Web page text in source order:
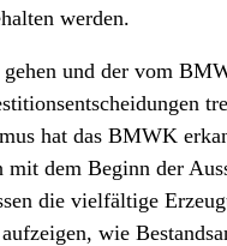
werden.
und der vom
hat das BMWK
mit dem Beginn der
die vielfältige
wie